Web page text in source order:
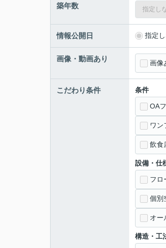
築年数
情報公開日 指定
画像・動画あり 画像
こだわり条件 条件
OA
ワン
飲食
設備・仕
フロ
個別
オー
構造・工